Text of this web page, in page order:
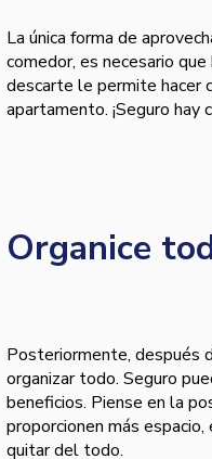
La única forma de
comedor, es necesario
descarte le permite hacer
apartamento. ¡Seguro hay
Organice
Posteriormente, después
organizar todo. Seguro
beneficios. Piense en la
proporcionen más
quitar del todo.